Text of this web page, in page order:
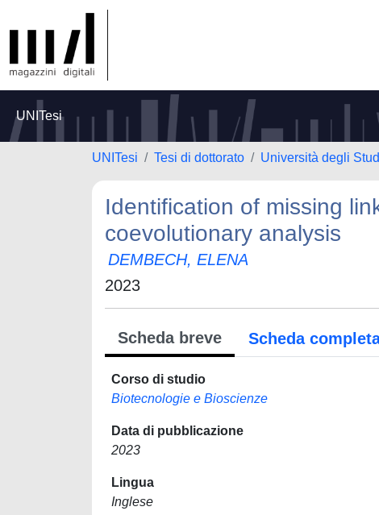
UNITesi
UNITesi Tesi di dottorato Università degli
Identification of missing
coevolutionary analysis
DEMBECH, ELENA
2023
Scheda breve Scheda
Corso di studio
Biotecnologie e Bioscienze
Data di pubblicazione
2023
Lingua
Inglese